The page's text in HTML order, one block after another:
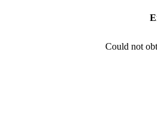
Could not